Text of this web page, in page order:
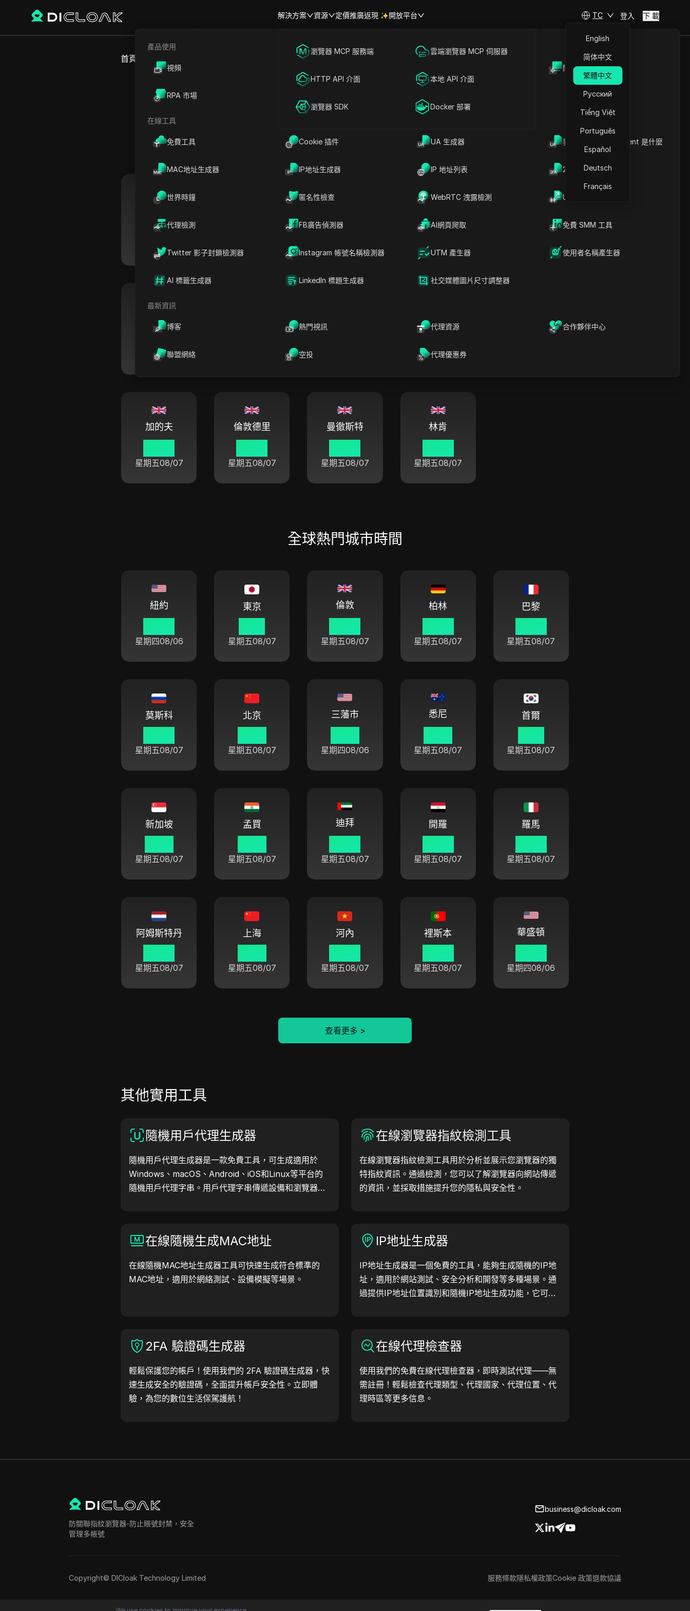
解決方案
海外社媒營銷
廣告投放
帳號共享
資源
產品使用
視頻 開放API
RPA 市場
在線工具
免費工具 Cookie 插件 UA 生成器 我的瀏覽器 User Agent 是什麼
MAC地址生成器 IP地址生成器 IP 地址列表 2FA验证码生成器
世界時鐘 匿名性檢查 WebRTC 洩露檢測 UUID 產生器
代理檢測 FB廣告偵測器 AI網頁爬取 免費 SMM 工具
Twitter 影子封鎖檢測器 Instagram 帳號名稱檢測器 UTM 產生器 使用者名稱產生器
AI 標籤生成器 LinkedIn 標題生成器 社交媒體圖片尺寸調整器
最新資訊
博客 熱門視訊 代理資源 合作夥伴中心
聯盟網絡 空投 代理優惠券
定價推廣返現 開放平台
瀏覽器 MCP 服務端 雲端瀏覽器 MCP 伺服器
HTTP API 介面 本地 API 介面
瀏覽器 SDK Docker 部署
TC
English
简体中文
繁體中文
Русский
Tiếng Việt
Português
Español
Deutsch
Français
登入 下 載
首頁 世界時間
英國時間 | 英國城市當前時間
搜尋
03:47
星期五 08/07
03:47 03:47
星期五 08/07
切爾滕納姆
星期五08/07
貝爾法斯特
星期五08/07
加的夫
星期五08/07
倫敦德里
星期五08/07
曼徹斯特
星期五08/07
林肯
星期五08/07
全球熱門城市時間
紐約
星期四08/06
東京
星期五08/07
倫敦
星期五08/07
柏林
星期五08/07
巴黎
星期五08/07
莫斯科
星期五08/07
北京
星期五08/07
三藩市
星期四08/06
悉尼
星期五08/07
首爾
星期五08/07
新加坡
星期五08/07
孟買
星期五08/07
迪拜
星期五08/07
開羅
星期五08/07
羅馬
星期五08/07
阿姆斯特丹
星期五08/07
上海
星期五08/07
河內
星期五08/07
裡斯本
星期五08/07
華盛頓
星期四08/06
查看更多 >
其他實用工具
隨機用戶代理生成器
隨機用戶代理生成器是一款免費工具，可生成適用於
Windows、macOS、Android、iOS和Linux等平台的
隨機用戶代理字串。用戶代理字串傳遞設備和瀏覽器資
在線瀏覽器指紋檢測工具
在線瀏覽器指紋檢測工具用於分析並展示您瀏覽器的獨
特指紋資訊。通過檢測，您可以了解瀏覽器向網站傳遞
的資訊，並採取措施提升您的隱私與安全性。
在線隨機生成MAC地址
在線隨機MAC地址生成器工具可快速生成符合標準的
MAC地址，適用於網絡測試、設備模擬等場景。
IP地址生成器
IP地址生成器是一個免費的工具，能夠生成隨機的IP地
址，適用於網站測試、安全分析和開發等多種場景。通
過提供IP地址位置識別和隨機IP地址生成功能，它可以
2FA 驗證碼生成器
輕鬆保護您的帳戶！使用我們的 2FA 驗證碼生成器，快
速生成安全的驗證碼，全面提升帳戶安全性。立即體
驗，為您的數位生活保駕護航！
在線代理檢查器
使用我們的免費在線代理檢查器，即時測試代理——無
需註冊！輕鬆檢查代理類型、代理國家、代理位置、代
理時區等更多信息。
防關聯指紋瀏覽器-防止賬號封禁，安全
管理多帳號
business@dicloak.com
Copyright© DICloak Technology Limited 服務條款隱私權政策Cookie 政策退款協議